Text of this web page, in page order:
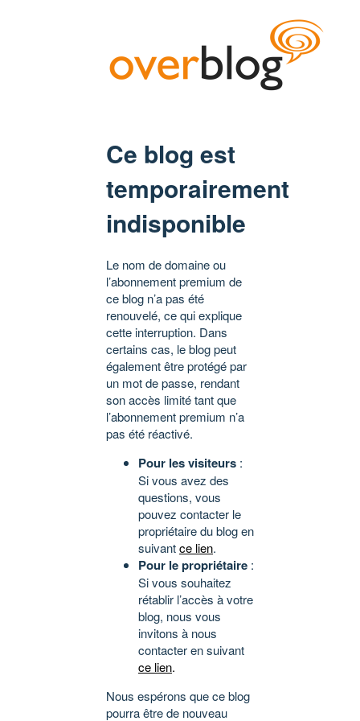
Ce blog est
temporairement
indisponible
Le nom de domaine ou
l’abonnement premium de
ce blog n’a pas été
renouvelé, ce qui explique
cette interruption. Dans
certains cas, le blog peut
également être protégé par
un mot de passe, rendant
son accès limité tant que
l’abonnement premium n’a
pas été réactivé.
Pour les visiteurs :
Si vous avez des
questions, vous
pouvez contacter le
propriétaire du blog en
suivantce lien.
Pour le propriétaire :
Si vous souhaitez
rétablir l’accès à votre
blog, nous vous
invitons à nous
contacter en suivant
ce lien.
Nous espérons que ce blog
pourra être de nouveau